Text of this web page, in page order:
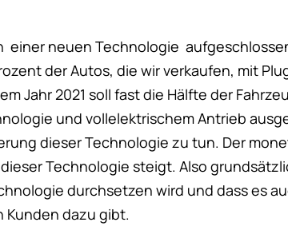
einer neuen Technologie
der Autos, die wir verkaufen, mit
Jahr 2021 soll fast die Hälfte der
und vollelektrischem Antrieb
dieser Technologie zu tun. Der
Technologie steigt. Also
durchsetzen wird und dass es
dazu gibt.